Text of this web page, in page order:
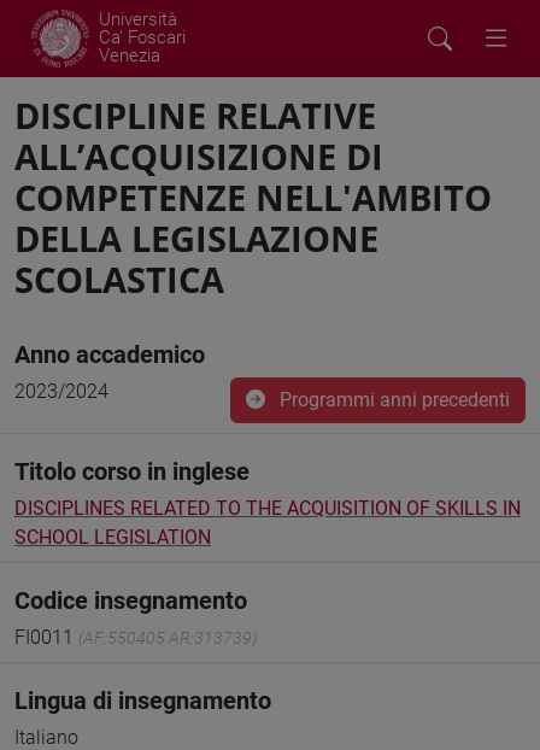
Università
Ca' Foscari
Venezia
DISCIPLINE RELATIVE
ALL’ACQUISIZIONE DI
COMPETENZE NELL'AMBITO
DELLA LEGISLAZIONE
SCOLASTICA
Anno accademico
2023/2024 Programmi anni precedenti
Titolo corso in inglese
DISCIPLINES RELATED TO THE ACQUISITION OF SKILLS IN
SCHOOL LEGISLATION
Codice insegnamento
FI0011 (AF:550405 AR:313739)
Lingua di insegnamento
Italiano